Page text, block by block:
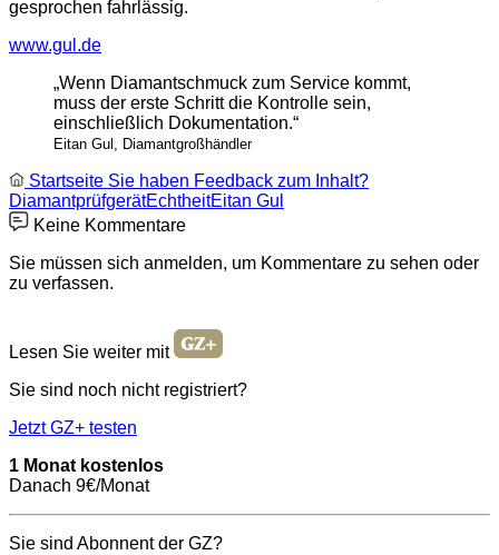
gesprochen fahrlässig.
www.gul.de
„Wenn Diamantschmuck zum Service kommt,
muss der erste Schritt die Kontrolle sein,
einschließlich Dokumentation.“
Eitan Gul, Diamantgroßhändler
Startseite Sie haben Feedback zum Inhalt?
DiamantprüfgerätEchtheitEitan Gul
Keine Kommentare
Sie müssen sich anmelden, um Kommentare zu sehen oder
zu verfassen.
Lesen Sie weiter mit
Sie sind noch nicht registriert?
Jetzt GZ+ testen
1 Monat kostenlos
Danach 9€/Monat
Sie sind Abonnent der GZ?